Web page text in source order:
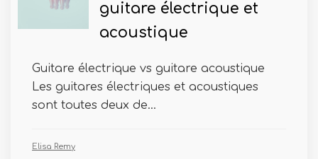
guitare électrique et
acoustique
Guitare électrique vs guitare acoustique
Les guitares électriques et acoustiques
sont toutes deux de...
Elisa Remy